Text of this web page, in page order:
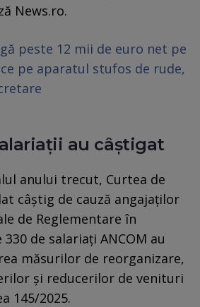
News.ro.
peste 12 mii de euro net pe
pe aparatul stufos de rude,
au câştigat
anului trecut, Curtea de
câștig de cauză angajaților
de Reglementare în
de salariați ANCOM au
măsurilor de reorganizare,
și reducerilor de venituri
145/2025.